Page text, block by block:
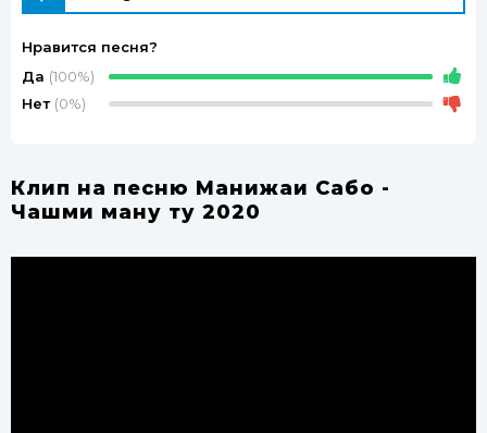
Нравится песня?
Да (100%)
Нет (0%)
Клип на песню Манижаи Сабо -
Чашми ману ту 2020